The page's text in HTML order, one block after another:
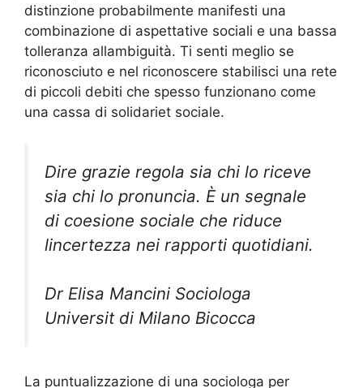
distinzione probabilmente manifesti una
combinazione di aspettative sociali e una bassa
tolleranza allambiguità. Ti senti meglio se
riconosciuto e nel riconoscere stabilisci una rete
di piccoli debiti che spesso funzionano come
una cassa di solidariet sociale.
Dire grazie regola sia chi lo riceve
sia chi lo pronuncia. È un segnale
di coesione sociale che riduce
lincertezza nei rapporti quotidiani.
Dr Elisa Mancini Sociologa
Universit di Milano Bicocca
La puntualizzazione di una sociologa per